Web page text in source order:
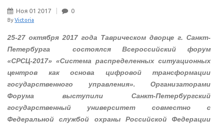
Ноя 01 2017 0
By Victoria
25-27 октября 2017 года Таврическом дворце г. Санкт-
Петербурга состоялся Всероссийский форум
«СРСЦ-2017» «Система распределенных ситуационных
центров как основа цифровой трансформации
государственного управления». Организаторами
Форума выступили Санкт-Петербургский
государственный университет совместно с
Федеральной службой охраны Российской Федерации